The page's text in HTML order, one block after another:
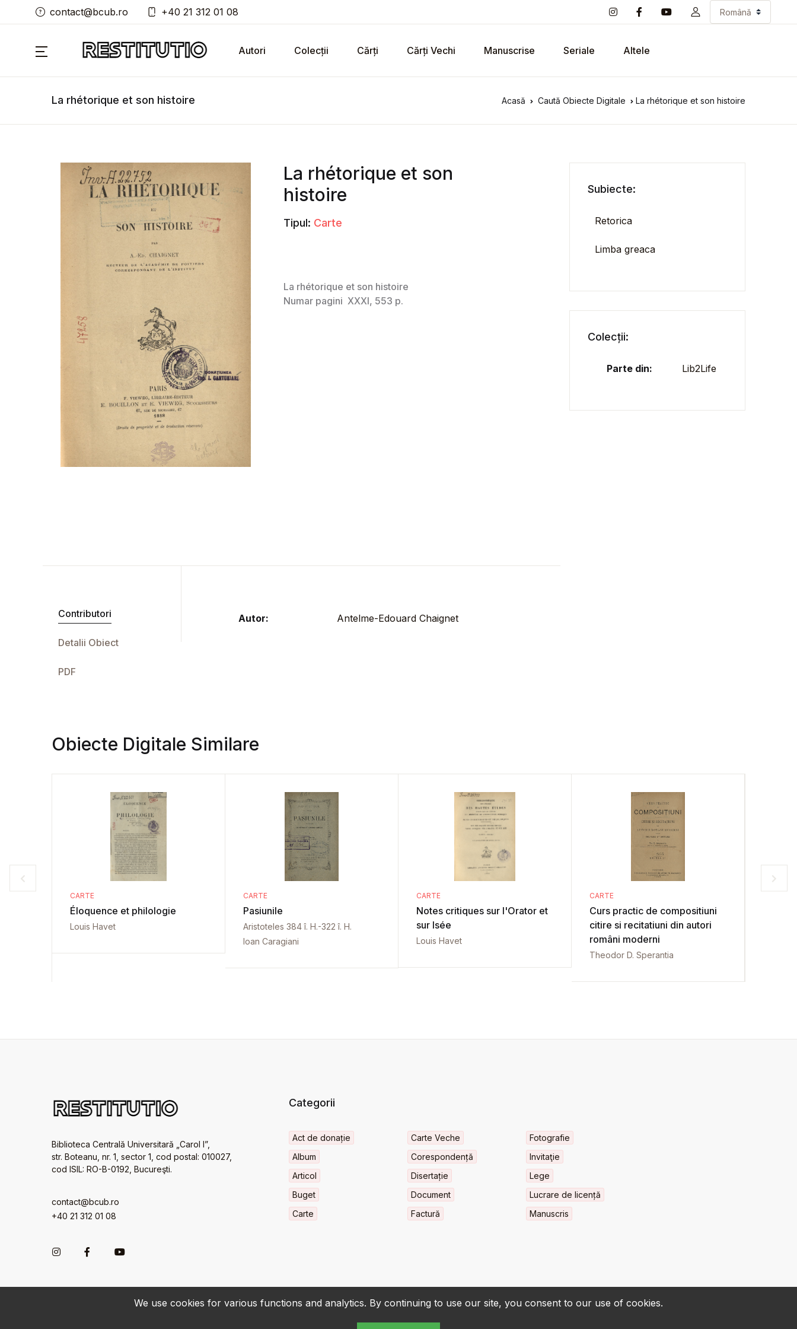
We use cookies for various functions and analytics. By continuing to use our site, you consent to our use of cookies.
contact@bcub.ro +40 21 312 01 08
Autori Colecții Cărți Cărți Vechi Manuscrise Seriale Altele
La rhétorique et son histoire Acasă Caută Obiecte Digitale La rhétorique et son histoire
La rhétorique et son
histoire
Tipul: Carte
Contributori
Detalii Obiect
PDF
Autor: Antelme-Edouard Chaignet
Subiecte:
Retorica
Limba greaca
Colecții:
Parte din: Lib2Life
Obiecte Digitale Similare
CARTE
Éloquence et philologie
Louis Havet
CARTE
Pasiunile
Aristoteles 384 î. H.-322 î. H.
Ioan Caragiani
CARTE
Notes critiques sur l'Orator et
sur Isée
Louis Havet
CARTE
Curs practic de compositiuni
citire si recitatiuni din autori
români moderni
Theodor D. Sperantia
Biblioteca Centrală Universitară „Carol I”,
str. Boteanu, nr. 1, sector 1, cod postal: 010027,
cod ISIL: RO-B-0192, Bucureşti.
contact@bcub.ro
+40 21 312 01 08
Categorii
Act de donație
Album
Articol
Buget
Carte
Carte Veche
Corespondență
Disertație
Document
Factură
Fotografie
Invitaţie
Lege
Lucrare de licență
Manuscris